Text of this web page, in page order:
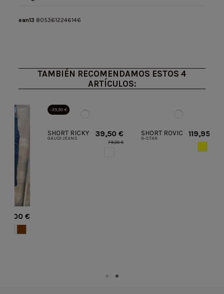
ean13 8053612246146
TAMBIÉN RECOMENDAMOS ESTOS 4
ARTÍCULOS:
SHORT RICKY
RELAXED
GAUDI JEANS 39,50 €
SHORT ROVIC
ZIP RELAXED
G-STAR 119,95 €